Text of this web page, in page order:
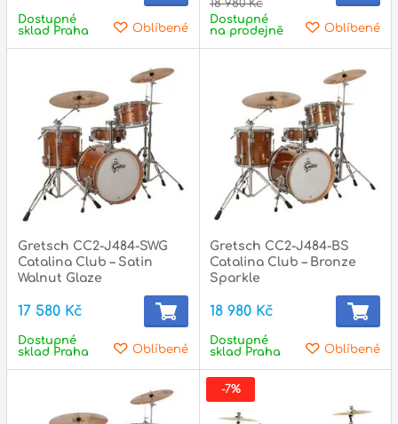
Oblíbené
Dostupné
sklad Praha
18 980 Kč
Oblíbené
Dostupné
na prodejně
Gretsch CC2-J484-SWG
Catalina Club – Satin
Walnut Glaze
17 580 Kč
Oblíbené
Dostupné
sklad Praha
Gretsch CC2-J484-BS
Catalina Club – Bronze
Sparkle
18 980 Kč
Oblíbené
Dostupné
sklad Praha
-7%